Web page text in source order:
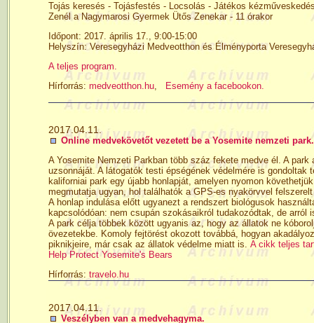
Tojás keresés - Tojásfestés - Locsolás - Játékos
Zenél a Nagymarosi Gyermek Ütős Zenekar - 11 órakor
Időpont: 2017. április 17., 9:00-15:00
Helyszín: Veresegyházi Medveotthon és Élményporta
A teljes program.
Hírforrás: medveotthon.hu, Esemény a facebookon.
2017.04.11.
Online medvekövetőt vezetett be a Yosemite nemzeti park.
A Yosemite Nemzeti Parkban több száz fekete medve él. A
uzsonnáját. A látogatók testi épségének védelmére is
kaliforniai park egy újabb honlapját, amelyen nyomon
megmutatja ugyan, hol találhatók a GPS-es nyakörvvel
A honlap indulása előtt ugyanezt a rendszert biológusok
kapcsolódóan: nem csupán szokásaikról tudakozódtak, de
A park célja többek között ugyanis az, hogy az állatok ne
övezetekbe. Komoly fejtörést okozott továbbá, hogyan
piknikjeire, már csak az állatok védelme miatt is. A cikk teljes
Help Protect Yosemite's Bears
Hírforrás: travelo.hu
2017.04.11.
Veszélyben van a medvehagyma.